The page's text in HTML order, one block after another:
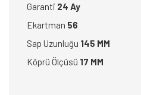
Garanti 24 Ay
Ekartman 56
Sap Uzunluğu 145 MM
Köprü Ölçüsü 17 MM